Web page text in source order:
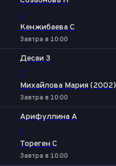
-
Кенжибаева С
Завтра в 10:00
Десаи З
-
Михайлова Мария (2002)
Завтра в 10:00
Арифуллина А
-
Тореген С
Завтра в 10:00